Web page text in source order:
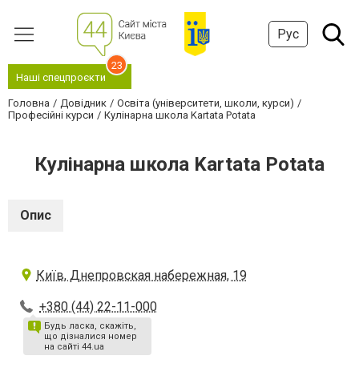
Рус
Наші спецпроєкти
23
Головна Довідник
Освіта (університети, школи, курси)
Професійні курси
Кулінарна школа Kartata Potata
Кулінарна школа Kartata Potata
Опис
Київ, Днепровская набережная, 19
+380 (44) 22-11-000
Будь ласка, скажіть,
що дізналися номер
на сайті 44.ua